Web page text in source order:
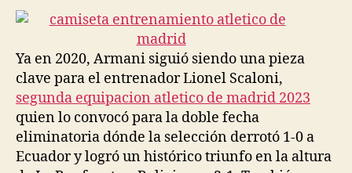
entrada
entrada
Ya en 2020, Armani siguió siendo una pieza
clave para el entrenador Lionel Scaloni,
segunda equipacion atletico de madrid 2023
quien lo convocó para la doble fecha
eliminatoria dónde la selección derrotó 1-0 a
Ecuador y logró un histórico triunfo en la altura